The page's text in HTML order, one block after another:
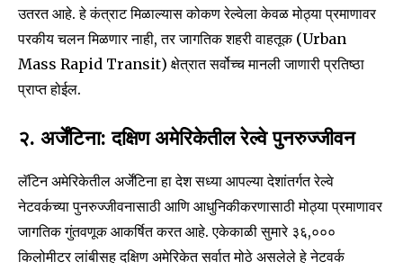
उतरत आहे. हे कंत्राट मिळाल्यास कोकण रेल्वेला केवळ मोठ्या प्रमाणावर
परकीय चलन मिळणार नाही, तर जागतिक शहरी वाहतूक (Urban
Mass Rapid Transit) क्षेत्रात सर्वोच्च मानली जाणारी प्रतिष्ठा
प्राप्त होईल.
२. अर्जेंटिना: दक्षिण अमेरिकेतील रेल्वे पुनरुज्जीवन
लॅटिन अमेरिकेतील अर्जेंटिना हा देश सध्या आपल्या देशांतर्गत रेल्वे
नेटवर्कच्या पुनरुज्जीवनासाठी आणि आधुनिकीकरणासाठी मोठ्या प्रमाणावर
जागतिक गुंतवणूक आकर्षित करत आहे. एकेकाळी सुमारे ३६,०००
किलोमीटर लांबीसह दक्षिण अमेरिकेत सर्वात मोठे असलेले हे नेटवर्क